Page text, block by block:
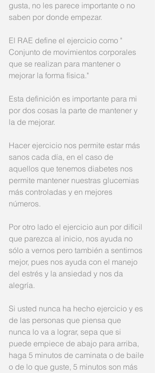
gusta, no les parece importante o no
saben por donde empezar.
El RAE define el ejercicio como "
Conjunto de movimientos corporales
que se realizan para mantener o
mejorar la forma física."
Esta definición es importante para mi
por dos cosas la parte de mantener y
la de mejorar.
Hacer ejercicio nos permite estar más
sanos cada día, en el caso de
aquellos que tenemos diabetes nos
permite mantener nuestras glucemias
más controladas y en mejores
números.
Por otro lado el ejercicio aun por difícil
que parezca al inicio, nos ayuda no
sólo a vernos pero también a sentirnos
mejor, pues nos ayuda con el manejo
del estrés y la ansiedad y nos da
alegría.
Si usted nunca ha hecho ejercicio y es
de las personas que piensa que
nunca lo va a lograr, sepa que si
puede empiece de abajo para arriba,
haga 5 minutos de caminata o de baile
o de lo que guste, 5 minutos son más